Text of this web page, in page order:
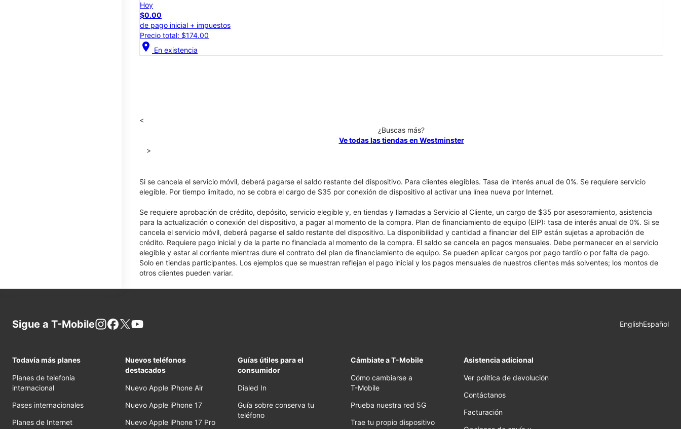
Hoy
$0.00
de pago inicial + impuestos
Precio total: $174.00
location_on En existencia
<
¿Buscas más?
Ve todas las tiendas en Westminster
>
Si se cancela el servicio móvil, deberá pagarse el saldo restante del dispositivo. Para clientes elegibles. Tasa de interés anual de 0%. Se requiere servicio
elegible. Por tiempo limitado, no se cobra el cargo de $35 por conexión de dispositivo al activar una línea nueva por Internet.
Se requiere aprobación de crédito, depósito, servicio elegible y, en tiendas y llamadas a Servicio al Cliente, un cargo de $35 por asesoramiento, asistencia
para la actualización o conexión del dispositivo, a pagar al momento de la compra. Plan de financiamiento de equipo (EIP): tasa de interés anual de 0%. Si se
cancela el servicio móvil, deberá pagarse el saldo restante del dispositivo. La disponibilidad y cantidad a financiar del EIP están sujetas a aprobación de
crédito. Requiere pago inicial y de la parte no financiada al momento de la compra. El saldo se cancela en pagos mensuales. Debe permanecer en el servicio
elegible y estar al corriente mientras dure el contrato del plan de financiamiento de equipo. Se pueden aplicar cargos por pago tardío o por falta de pago.
Solo en tiendas participantes. Los ejemplos que se muestran reflejan el pago inicial y los pagos mensuales de nuestros clientes más solventes; los montos de
otros clientes pueden variar.